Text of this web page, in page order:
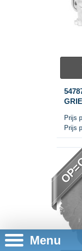
Menu
Prijs
Prijs